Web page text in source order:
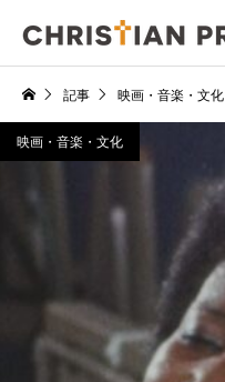
記事 映画・音楽・文化
映画・音楽・文化